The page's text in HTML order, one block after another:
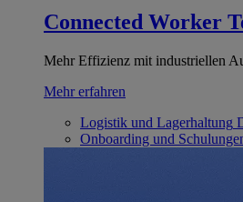
Connected Worker
Mehr Effizienz mit industriellen
Mehr erfahren
Logistik und Lagerhaltung
Onboarding und